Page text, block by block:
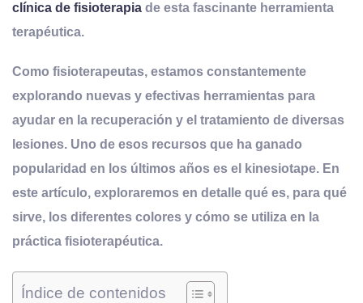
clínica de fisioterapia de esta fascinante herramienta
terapéutica.
Como fisioterapeutas, estamos constantemente
explorando nuevas y efectivas herramientas para
ayudar en la recuperación y el tratamiento de diversas
lesiones. Uno de esos recursos que ha ganado
popularidad en los últimos años es el kinesiotape. En
este artículo, exploraremos en detalle qué es, para qué
sirve, los diferentes colores y cómo se utiliza en la
práctica fisioterapéutica.
Índice de contenidos